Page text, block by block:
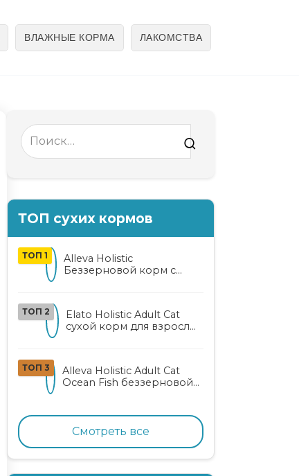
ВЛАЖНЫЕ КОРМА ЛАКОМСТВА
Search
for:
ТОП сухих кормов
ТОП 1
Alleva Holistic
Беззерновой корм с
ТОП 2
Elato Holistic Adult Cat
сухой корм для взрослых
ТОП 3
Alleva Holistic Adult Cat
Ocean Fish беззерновой
рыбой, коноплей и алоэ
вера
Смотреть все